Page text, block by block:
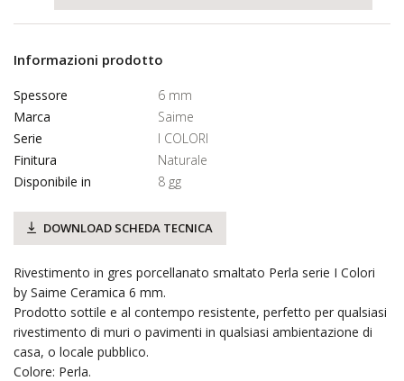
Informazioni prodotto
Spessore
6 mm
Marca
Saime
Serie
I COLORI
Finitura
Naturale
Disponibile in
8 gg
DOWNLOAD SCHEDA TECNICA
Rivestimento in gres porcellanato smaltato Perla serie I Colori
by Saime Ceramica 6 mm.
Prodotto sottile e al contempo resistente, perfetto per qualsiasi
rivestimento di muri o pavimenti in qualsiasi ambientazione di
casa, o locale pubblico.
Colore: Perla.